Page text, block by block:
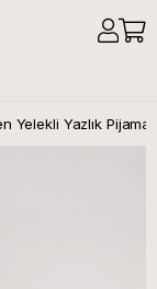
Yelekli Yazlık Pijama